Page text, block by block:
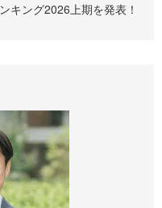
キング2026上期を発表！